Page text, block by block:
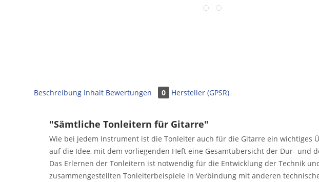
Beschreibung Inhalt Bewertungen 0 Hersteller (GPSR)
"Sämtliche Tonleitern für Gitarre"
Wie bei jedem Instrument ist die Tonleiter auch für die Gitarre ein wichtiges
auf die Idee, mit dem vorliegenden Heft eine Gesamtübersicht der Dur-
Das Erlernen der Tonleitern ist notwendig für die Entwicklung der Technik
zusammengestellten Tonleiterbeispiele in Verbindung mit anderen